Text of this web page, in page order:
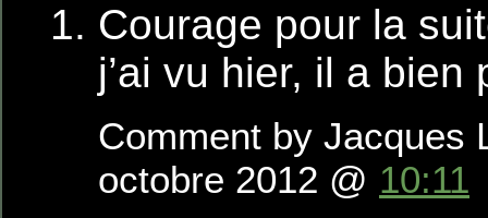
Courage pour la
j’ai vu hier, il a bien
Comment by
octobre 2012 @ 10:11